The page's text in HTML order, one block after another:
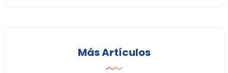
Más Artículos